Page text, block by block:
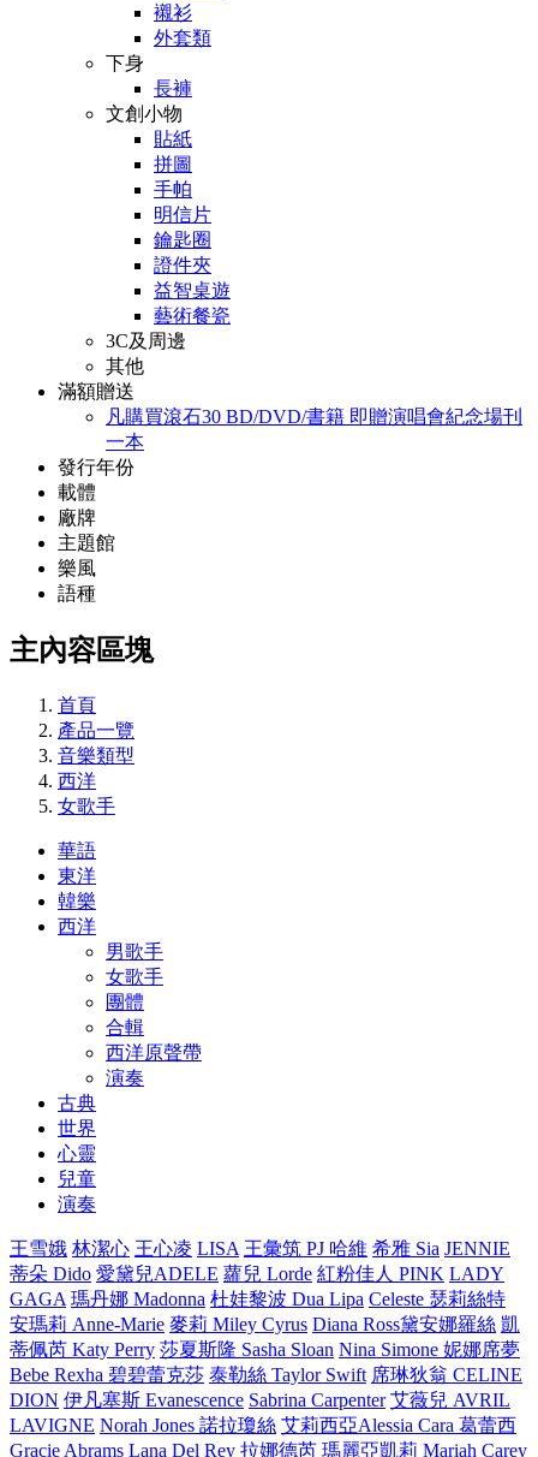
襯衫
外套類
下身
長褲
文創小物
貼紙
拼圖
手帕
明信片
鑰匙圈
證件夾
益智桌遊
藝術餐瓷
3C及周邊
其他
滿額贈送
凡購買滾石30 BD/DVD/書籍 即贈演唱會紀念場刊
一本
發行年份
載體
廠牌
主題館
樂風
語種
主內容區塊
首頁
產品一覽
音樂類型
西洋
女歌手
華語
東洋
韓樂
西洋
男歌手
女歌手
團體
合輯
西洋原聲帶
演奏
古典
世界
心靈
兒童
演奏
王雪娥 林潔心 王心凌 LISA 王彙筑 PJ 哈維 希雅 Sia JENNIE
蒂朵 Dido 愛黛兒ADELE 蘿兒 Lorde 紅粉佳人 PINK LADY
GAGA 瑪丹娜 Madonna 杜娃黎波 Dua Lipa Celeste 瑟莉絲特
安瑪莉 Anne-Marie 麥莉 Miley Cyrus Diana Ross黛安娜羅絲 凱
蒂佩芮 Katy Perry 莎夏斯隆 Sasha Sloan Nina Simone 妮娜席夢
Bebe Rexha 碧碧蕾克莎 泰勒絲 Taylor Swift 席琳狄翁 CELINE
DION 伊凡塞斯 Evanescence Sabrina Carpenter 艾薇兒 AVRIL
LAVIGNE Norah Jones 諾拉瓊絲 艾莉西亞Alessia Cara 葛蕾西
Gracie Abrams Lana Del Rey 拉娜德芮 瑪麗亞凱莉 Mariah Carey